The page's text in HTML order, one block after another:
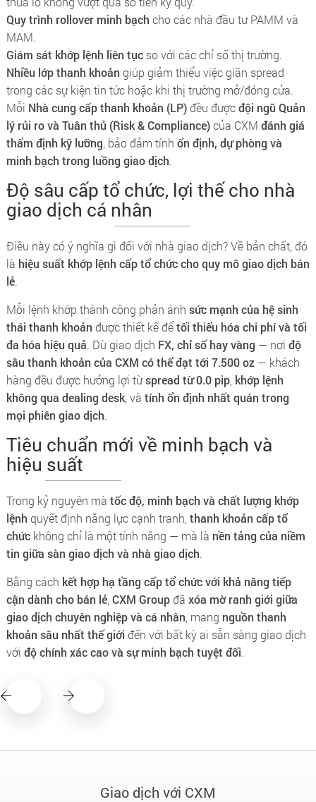
Quy trình rollover minh bạch cho các nhà đầu tư PAMM và
MAM.
Giám sát khớp lệnh liên tụcso với các chỉ số thị trường.
Nhiều lớp thanh khoản giúp giảm thiểu việc giãn spread
trong các sự kiện tin tức hoặc khi thị trường mở/đóng cửa.
Mỗi Nhà cung cấp thanh khoản (LP)đều đượcđội ngũ Quản
lý rủi ro và Tuân thủ (Risk & Compliance)của CXM đánh giá
thẩm định kỹ lưỡng , bảo đảm tính ổn định, dự phòng và
minh bạch trong luồng giao dịch.
Độ sâu cấp tổ chức, lợi thế cho nhà
giao dịch cá nhân
Điều này có ý nghĩa gì đối với nhà giao dịch? Về bản chất, đó
là hiệu suất khớp lệnh cấp tổ chức cho quy mô giao dịch bán
lẻ.
Mỗi lệnh khớp thành công phản ánh sức mạnh của hệ sinh
thái thanh khoản được thiết kế đểtối thiểu hóa chi phí và tối
đa hóa hiệu quả. Dù giao dịch FX, chỉ số hay vàng — nơi độ
sâu thanh khoản của CXM có thể đạt tới 7.500 oz— khách
hàng đều được hưởng lợi từspread từ 0.0 pip, khớp lệnh
không qua dealing desk, và tính ổn định nhất quán trong
mọi phiên giao dịch.
Tiêu chuẩn mới về minh bạch và
hiệu suất
Trong kỷ nguyên mà tốc độ, minh bạch và chất lượng khớp
lệnh quyết định năng lực cạnh tranh, thanh khoản cấp tổ
chứckhông chỉ là một tính năng — mà là nền tảng của niềm
tin giữa sàn giao dịch và nhà giao dịch.
Bằng cách kết hợp hạ tầng cấp tổ chức với khả năng tiếp
cận dành cho bán lẻ, CXM Groupđã xóa mờ ranh giới giữa
giao dịch chuyên nghiệp và cá nhân , mang nguồn thanh
khoản sâu nhất thế giới đến với bất kỳ ai sẵn sàng giao dịch
với độ chính xác cao và sự minh bạch tuyệt đối.
Giao dịch với CXM